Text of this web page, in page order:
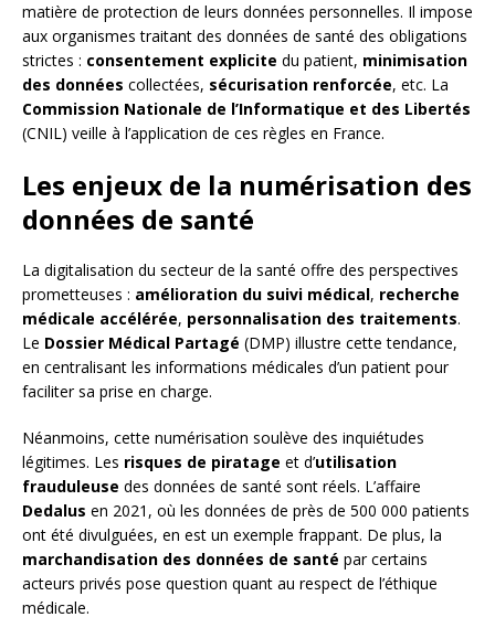
matière de protection de leurs données personnelles. Il impose
aux organismes traitant des données de santé des obligations
strictes : consentement explicite du patient, minimisation
des données collectées, sécurisation renforcée, etc. La
Commission Nationale de l’Informatique et des Libertés
(CNIL) veille à l’application de ces règles en France.
Les enjeux de la numérisation des
données de santé
La digitalisation du secteur de la santé offre des perspectives
prometteuses : amélioration du suivi médical, recherche
médicale accélérée, personnalisation des traitements.
Le Dossier Médical Partagé (DMP) illustre cette tendance,
en centralisant les informations médicales d’un patient pour
faciliter sa prise en charge.
Néanmoins, cette numérisation soulève des inquiétudes
légitimes. Les risques de piratage et d’utilisation
frauduleuse des données de santé sont réels. L’affaire
Dedalus en 2021, où les données de près de 500 000 patients
ont été divulguées, en est un exemple frappant. De plus, la
marchandisation des données de santé par certains
acteurs privés pose question quant au respect de l’éthique
médicale.